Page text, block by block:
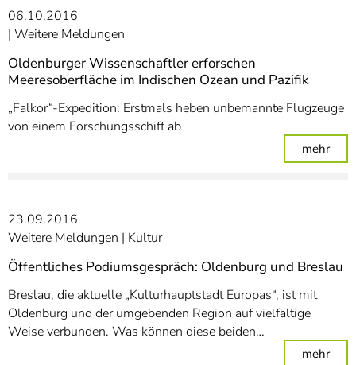
06.10.2016
Weitere Meldungen
Oldenburger Wissenschaftler erforschen
Meeresoberfläche im Indischen Ozean und Pazifik
„Falkor“-Expedition: Erstmals heben unbemannte Flugzeuge
von einem Forschungsschiff ab
mehr:
23.09.2016
Weitere Meldungen
Kultur
Öffentliches Podiumsgespräch: Oldenburg und Breslau
Breslau, die aktuelle „Kulturhauptstadt Europas“, ist mit
Oldenburg und der umgebenden Region auf vielfältige
Weise verbunden. Was können diese beiden…
mehr: